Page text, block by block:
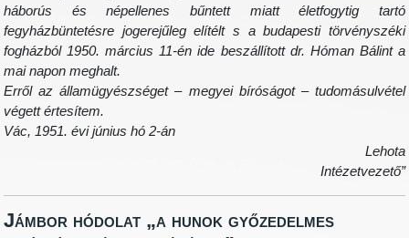
háborús és népellenes bűntett miatt életfogytig tartó
fegyházbüntetésre jogerejűleg elítélt s a budapesti törvényszéki
fogházból 1950. március 11-én ide beszállított dr. Hóman Bálint a
mai napon meghalt.
Erről az államügyészséget – megyei bíróságot – tudomásulvétel
végett értesítem.
Vác, 1951. évi június hó 2-án
Lehota
Intézetvezető”
Jámbor hódolat „a hunok győzedelmes